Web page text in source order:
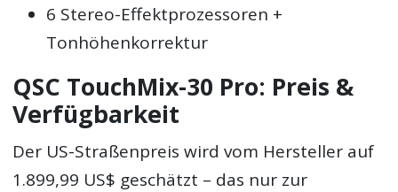
6 Stereo-Effektprozessoren +
Tonhöhenkorrektur
QSC TouchMix-30 Pro: Preis &
Verfügbarkeit
Der US-Straßenpreis wird vom Hersteller auf
1.899,99 US$ geschätzt – das nur zur